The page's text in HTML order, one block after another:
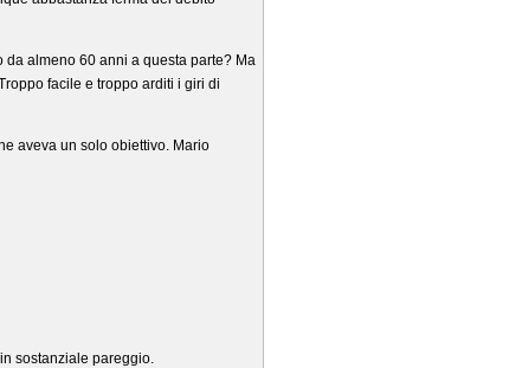
almeno 60 anni a questa parte? Ma
facile e troppo arditi i giri di
aveva un solo obiettivo. Mario
sostanziale pareggio.